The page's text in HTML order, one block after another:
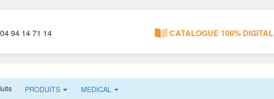
04 94 14 71 14 CATALOGUE 100% DIGITAL
PRODUITS MEDICAL